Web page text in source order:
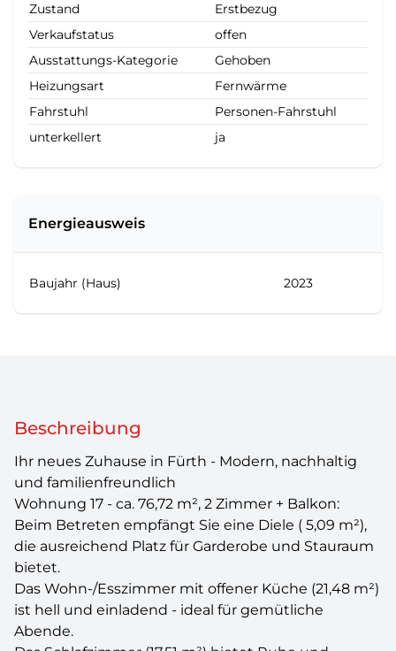
Zustand
Erstbezug
Verkaufstatus
offen
Ausstattungs-Kategorie
Gehoben
Heizungsart
Fernwärme
Fahrstuhl
Personen-Fahrstuhl
unterkellert
ja
Energieausweis
Baujahr (Haus) 2023
Beschreibung
Ihr neues Zuhause in Fürth - Modern, nachhaltig
und familienfreundlich
Wohnung 17 - ca. 76,72 m², 2 Zimmer + Balkon:
Beim Betreten empfängt Sie eine Diele ( 5,09 m²),
die ausreichend Platz für Garderobe und Stauraum
bietet.
Das Wohn-/Esszimmer mit offener Küche (21,48 m²)
ist hell und einladend - ideal für gemütliche
Abende.